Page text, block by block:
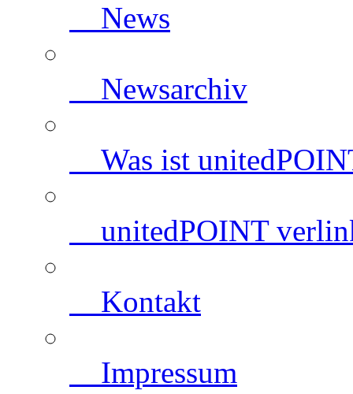
News
Newsarchiv
Was ist
unitedPOINT
Kontakt
Impressum